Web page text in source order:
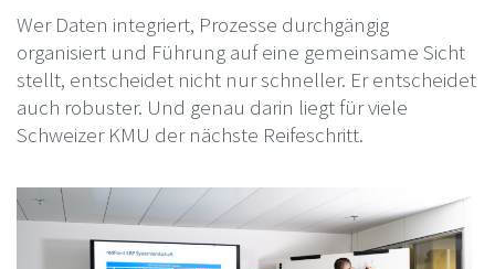
Wer Daten integriert, Prozesse durchgängig
organisiert und Führung auf eine gemeinsame Sicht
stellt, entscheidet nicht nur schneller. Er entscheidet
auch robuster. Und genau darin liegt für viele
Schweizer KMU der nächste Reifeschritt.